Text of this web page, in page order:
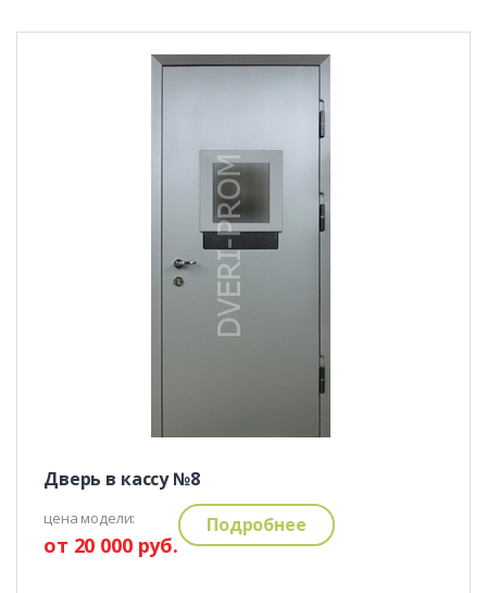
Дверь в кассу №8
цена модели:
от 20 000 руб.
Подробнее